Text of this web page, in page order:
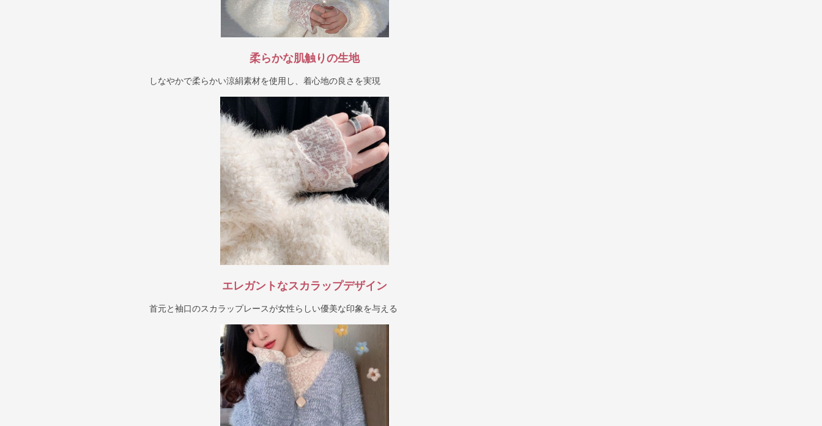
柔らかな肌触りの生地
しなやかで柔らかい涼絹素材を使用し、着心地の良さを実現
エレガントなスカラップデザイン
首元と袖口のスカラップレースが女性らしい優美な印象を与える